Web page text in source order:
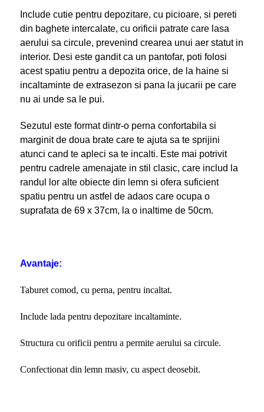
Include cutie pentru depozitare, cu picioare, si pereti
din baghete intercalate, cu orificii patrate care lasa
aerului sa circule, prevenind crearea unui aer statut in
interior. Desi este gandit ca un pantofar, poti folosi
acest spatiu pentru a depozita orice, de la haine si
incaltaminte de extrasezon si pana la jucarii pe care
nu ai unde sa le pui.
Sezutul este format dintr-o perna confortabila si
marginit de doua brate care te ajuta sa te sprijini
atunci cand te apleci sa te incalti. Este mai potrivit
pentru cadrele amenajate in stil clasic, care includ la
randul lor alte obiecte din lemn si ofera suficient
spatiu pentru un astfel de adaos care ocupa o
suprafata de 69 x 37cm, la o inaltime de 50cm.
Avantaje:
Taburet comod, cu perna, pentru incaltat.
Include lada pentru depozitare incaltaminte.
Structura cu orificii pentru a permite aerului sa circule.
Confectionat din lemn masiv, cu aspect deosebit.